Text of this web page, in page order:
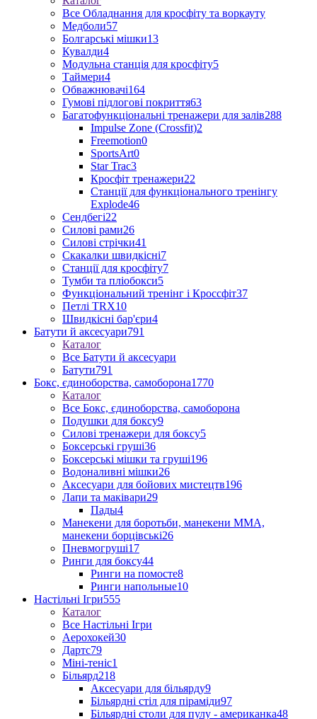
Все Обладнання для кросфіту та воркауту
Медболи57
Болгарські мішки13
Кувалди4
Модульна станція для кросфіту5
Таймери4
Обважнювачі164
Гумові підлогові покриття63
Багатофункціональні тренажери для залів288
Impulse Zone (Crossfit)2
Freemotion0
SportsArt0
Star Trac3
Кросфіт тренажери22
Станції для функціонального тренінгу
Explode46
Сендбегі22
Силові рами26
Силові стрічки41
Скакалки швидкісні7
Станції для кросфіту7
Тумби та пліобокси5
Функціональний тренінг і Кроссфіт37
Петлі TRX10
Швидкісні бар'єри4
Батути й аксесуари791
Каталог
Все Батути й аксесуари
Батути791
Бокс, єдиноборства, самоборона1770
Каталог
Все Бокс, єдиноборства, самоборона
Подушки для боксу9
Силові тренажери для боксу5
Боксерські груші36
Боксерські мішки та груші196
Водоналивні мішки26
Аксесуари для бойових мистецтв196
Лапи та маківари29
Пады4
Манекени для боротьби, манекени ММА,
манекени борцівські26
Пневмогруші17
Ринги для боксу44
Ринги на помосте8
Ринги напольные10
Настільні Ігри555
Каталог
Все Настільні Ігри
Аерохокей30
Дартс79
Міні-теніс1
Більярд218
Аксесуари для більярду9
Більярдні стіл для піраміди97
Більярдні столи для пулу - американка48